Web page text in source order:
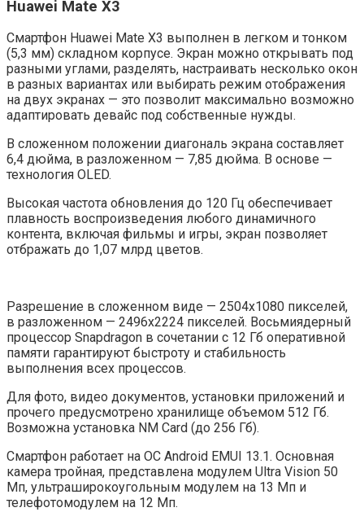
Huawei Mate X3
Смартфон Huawei Mate X3 выполнен в легком и тонком
(5,3 мм) складном корпусе. Экран можно открывать под
разными углами, разделять, настраивать несколько окон
в разных вариантах или выбирать режим отображения
на двух экранах — это позволит максимально возможно
адаптировать девайс под собственные нужды.
В сложенном положении диагональ экрана составляет
6,4 дюйма, в разложенном — 7,85 дюйма. В основе —
технология OLED.
Высокая частота обновления до 120 Гц обеспечивает
плавность воспроизведения любого динамичного
контента, включая фильмы и игры, экран позволяет
отбражать до 1,07 млрд цветов.
Разрешение в сложенном виде — 2504х1080 пикселей,
в разложенном — 2496х2224 пикселей. Восьмиядерный
процессор Snapdragon в сочетании с 12 Гб оперативной
памяти гарантируют быстроту и стабильность
выполнения всех процессов.
Для фото, видео документов, установки приложений и
прочего предусмотрено хранилище объемом 512 Гб.
Возможна установка NM Сard (до 256 Гб).
Смартфон работает на ОС Android EMUI 13.1. Основная
камера тройная, представлена модулем Ultra Vision 50
Мп, ультраширокоугольным модулем на 13 Мп и
телефотомодулем на 12 Мп.